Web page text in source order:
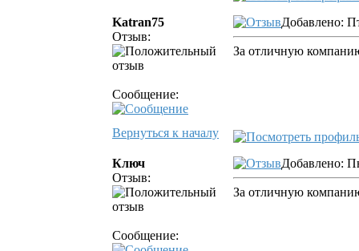
Katran75
Отзыв:
Сообщение:
Добавлено:
За отличную
Вернуться к началу
Ключ
Отзыв:
Сообщение:
Добавлено:
За отличную